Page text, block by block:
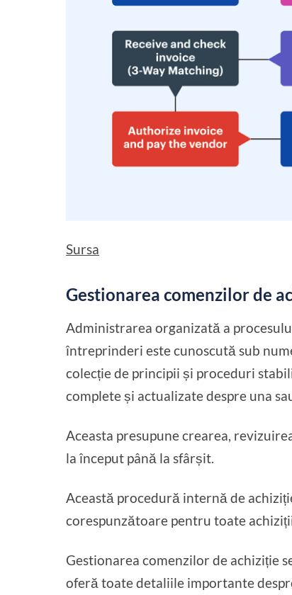
Sursa
Gestionarea comenzilor de
Administrarea organizată a
întreprinderi este cunoscută sub
colecție de principii și proceduri
complete și actualizate despre una
Aceasta presupune crearea,
la început până la sfârșit.
Această procedură internă de
corespunzătoare pentru toate
Gestionarea comenzilor de achiziție
oferă toate detaliile importante